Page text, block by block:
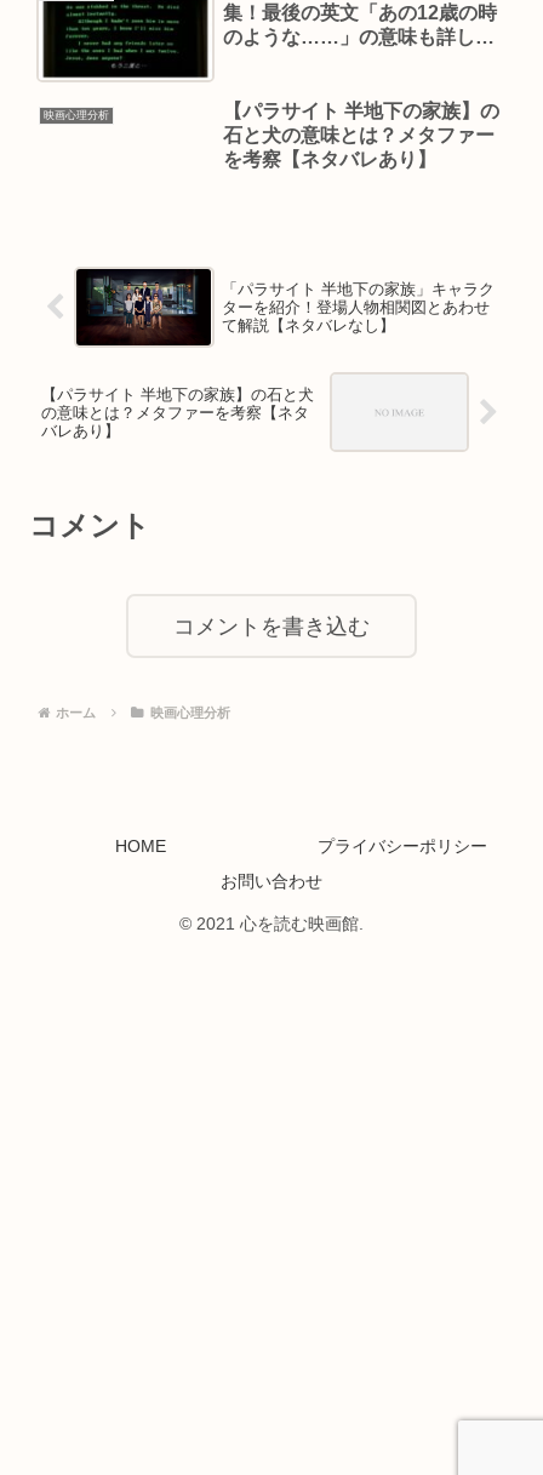
集！最後の英文「あの12歳の時
のような……」の意味も詳しく
映画心理分析
【パラサイト 半地下の家族】の
石と犬の意味とは？メタファー
を考察【ネタバレあり】
「パラサイト 半地下の家族」キャラク
ターを紹介！登場人物相関図とあわせ
て解説【ネタバレなし】
【パラサイト 半地下の家族】の石と犬
の意味とは？メタファーを考察【ネタ
バレあり】
コメント
コメントを書き込む
ホーム 映画心理分析
HOME
プライバシーポリシー
お問い合わせ
© 2021 心を読む映画館.